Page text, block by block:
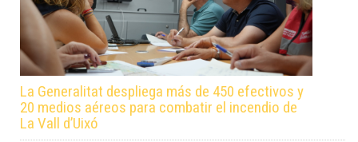
La Generalitat despliega más de 450 efectivos y
20 medios aéreos para combatir el incendio de
La Vall d’Uixó